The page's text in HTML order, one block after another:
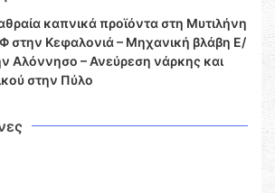
καπνικά προϊόντα στη Μυτιλήνη
στην Κεφαλονιά – Μηχανική βλάβη Ε/
Αλόννησο – Ανεύρεση νάρκης και
στην Πύλο